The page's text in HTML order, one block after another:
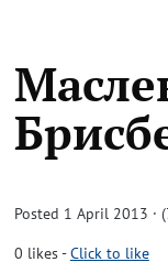
Posted 1 April 2013 ·
0 likes-Click to like